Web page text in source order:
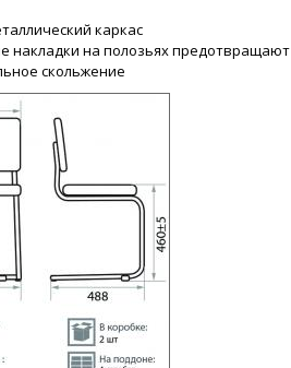
каркас
накладки на полозьях предотвращают
скольжение